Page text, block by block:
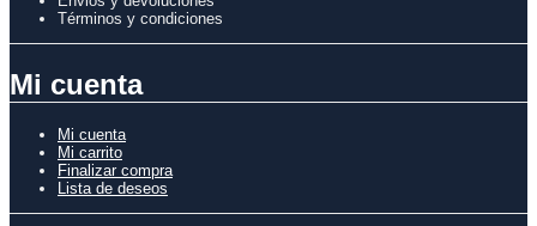
Términos y condiciones
Mi cuenta
Mi cuenta
Mi carrito
Finalizar compra
Lista de deseos